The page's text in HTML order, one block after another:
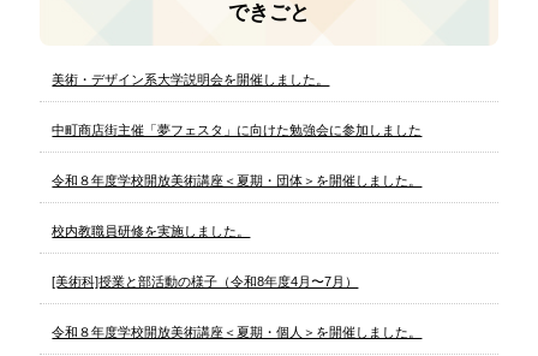
できごと
美術・デザイン系大学説明会を開催しました。
中町商店街主催「夢フェスタ」に向けた勉強会に参加しました
令和８年度学校開放美術講座＜夏期・団体＞を開催しました。
校内教職員研修を実施しました。
[美術科]授業と部活動の様子（令和8年度4月〜7月）
令和８年度学校開放美術講座＜夏期・個人＞を開催しました。